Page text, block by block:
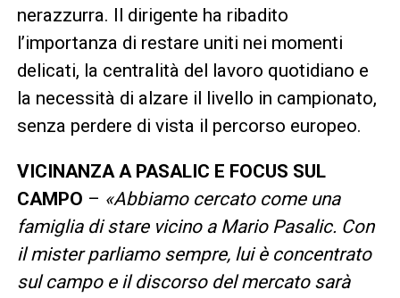
nerazzurra. Il dirigente ha ribadito
l’importanza di restare uniti nei momenti
delicati, la centralità del lavoro quotidiano e
la necessità di alzare il livello in campionato,
senza perdere di vista il percorso europeo.
VICINANZA A PASALIC E FOCUS SUL
CAMPO – «Abbiamo cercato come una
famiglia di stare vicino a Mario Pasalic. Con
il mister parliamo sempre, lui è concentrato
sul campo e il discorso del mercato sarà